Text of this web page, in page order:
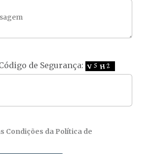
de Segurança:
Condições da Política de